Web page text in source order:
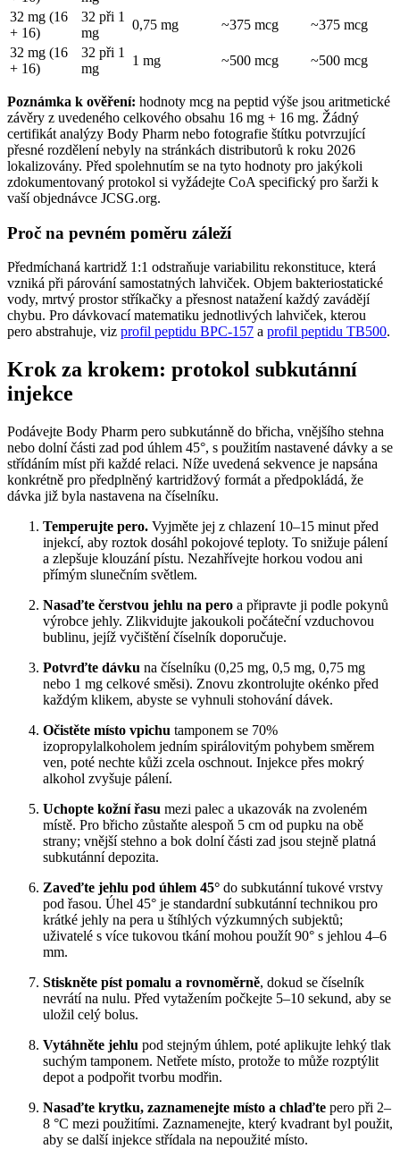
32 mg (16
+ 16)
32 při 1
mg
0,75 mg ~375 mcg
~375 mcg
32 mg (16
+ 16)
32 při 1
mg
1 mg ~500 mcg ~500 mcg
Poznámka k ověření: hodnoty mcg na peptid výše jsou aritmetické
závěry z uvedeného celkového obsahu 16 mg + 16 mg. Žádný
certifikát analýzy Body Pharm nebo fotografie štítku potvrzující
přesné rozdělení nebyly na stránkách distributorů k roku 2026
lokalizovány. Před spolehnutím se na tyto hodnoty pro jakýkoli
zdokumentovaný protokol si vyžádejte CoA specifický pro šarži k
vaší objednávce JCSG.org.
Proč na pevném poměru záleží
Předmíchaná kartridž 1:1 odstraňuje variabilitu rekonstituce, která
vzniká při párování samostatných lahviček. Objem bakteriostatické
vody, mrtvý prostor stříkačky a přesnost natažení každý zavádějí
chybu. Pro dávkovací matematiku jednotlivých lahviček, kterou
pero abstrahuje, viz profil peptidu BPC-157 a profil peptidu TB500.
Krok za krokem: protokol subkutánní
injekce
Podávejte Body Pharm pero subkutánně do břicha, vnějšího stehna
nebo dolní části zad pod úhlem 45°, s použitím nastavené dávky a se
střídáním míst při každé relaci. Níže uvedená sekvence je napsána
konkrétně pro předplněný kartridžový formát a předpokládá, že
dávka již byla nastavena na číselníku.
Temperujte pero. Vyjměte jej z chlazení 10–15 minut před
injekcí, aby roztok dosáhl pokojové teploty. To snižuje pálení
a zlepšuje klouzání pístu. Nezahřívejte horkou vodou ani
přímým slunečním světlem.
Nasaďte čerstvou jehlu na pero a připravte ji podle pokynů
výrobce jehly. Zlikvidujte jakoukoli počáteční vzduchovou
bublinu, jejíž vyčištění číselník doporučuje.
Potvrďte dávku na číselníku (0,25 mg, 0,5 mg, 0,75 mg
nebo 1 mg celkové směsi). Znovu zkontrolujte okénko před
každým klikem, abyste se vyhnuli stohování dávek.
Očistěte místo vpichu tamponem se 70%
izopropylalkoholem jedním spirálovitým pohybem směrem
ven, poté nechte kůži zcela oschnout. Injekce přes mokrý
alkohol zvyšuje pálení.
Uchopte kožní řasu mezi palec a ukazovák na zvoleném
místě. Pro břicho zůstaňte alespoň 5 cm od pupku na obě
strany; vnější stehno a bok dolní části zad jsou stejně platná
subkutánní depozita.
Zaveďte jehlu pod úhlem 45° do subkutánní tukové vrstvy
pod řasou. Úhel 45° je standardní subkutánní technikou pro
krátké jehly na pera u štíhlých výzkumných subjektů;
uživatelé s více tukovou tkání mohou použít 90° s jehlou 4–6
mm.
Stiskněte píst pomalu a rovnoměrně, dokud se číselník
nevrátí na nulu. Před vytažením počkejte 5–10 sekund, aby se
uložil celý bolus.
Vytáhněte jehlu pod stejným úhlem, poté aplikujte lehký tlak
suchým tamponem. Netřete místo, protože to může rozptýlit
depot a podpořit tvorbu modřin.
Nasaďte krytku, zaznamenejte místo a chlaďte pero při 2–
8 °C mezi použitími. Zaznamenejte, který kvadrant byl použit,
aby se další injekce střídala na nepoužité místo.